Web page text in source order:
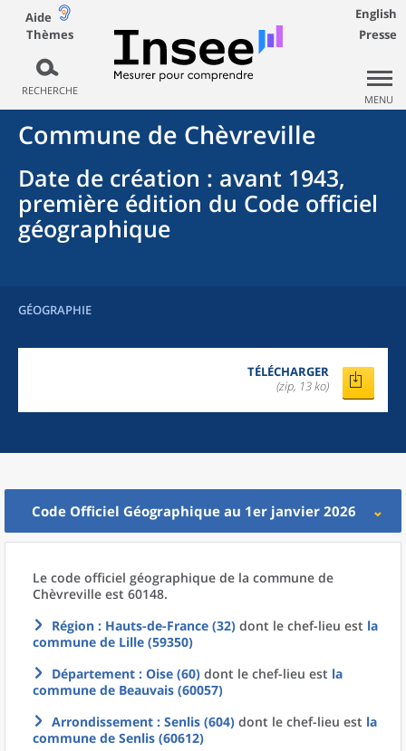
Aide
Thèmes
RECHERCHE
English
Presse
MENU
Commune de Chèvreville
Date de création : avant 1943,
première édition du Code officiel
géographique
GÉOGRAPHIE
TÉLÉCHARGER
(zip, 13 ko)
Code Officiel Géographique au 1er janvier 2026
Le code officiel géographique de la commune de
Chèvreville est 60148.
Région : Hauts-de-France (32) dont le chef-lieu est la
commune de Lille (59350)
Département : Oise (60) dont le chef-lieu est la
commune de Beauvais (60057)
Arrondissement : Senlis (604) dont le chef-lieu est la
commune de Senlis (60612)